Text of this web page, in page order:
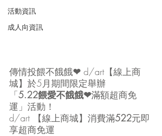
活動資訊
成人向資訊
傳情投餵不餓餓❤ d/art【線上商
城】於5月期間限定舉辦
「5.22餵愛不餓餓❤滿額超商免
運」活動！
d/art 【線上商城】消費滿522元即
享超商免運